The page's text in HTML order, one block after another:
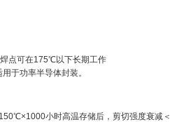
点可在175℃以下长期工作
于功率半导体封装。
小时高温存储后，剪切强度衰减＜